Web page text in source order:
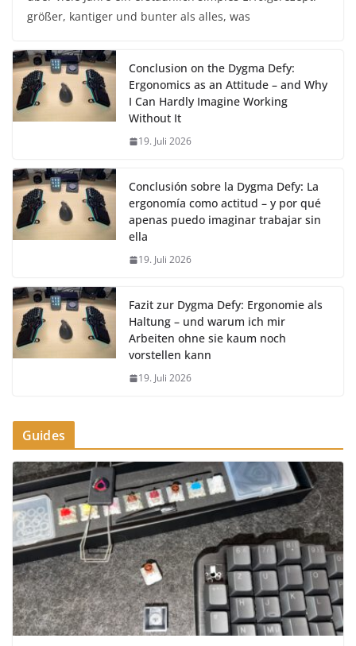
größer, kantiger und bunter als alles, was
Conclusion on the Dygma Defy:
Ergonomics as an Attitude – and Why
I Can Hardly Imagine Working
Without It
19. Juli 2026
Conclusión sobre la Dygma Defy: La
ergonomía como actitud – y por qué
apenas puedo imaginar trabajar sin
ella
19. Juli 2026
Fazit zur Dygma Defy: Ergonomie als
Haltung – und warum ich mir
Arbeiten ohne sie kaum noch
vorstellen kann
19. Juli 2026
Guides